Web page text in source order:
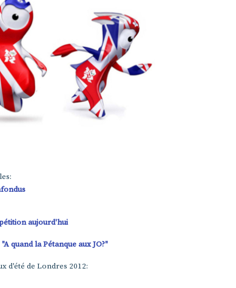
aujourd'hui
"A quand la Pétanque aux JO?"
d'été de Londres 2012: